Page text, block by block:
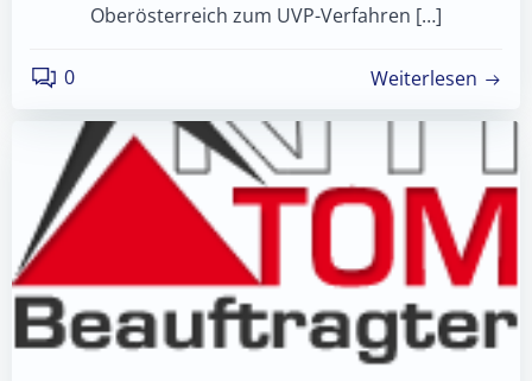
Oberösterreich zum UVP-Verfahren […]
0 Weiterlesen